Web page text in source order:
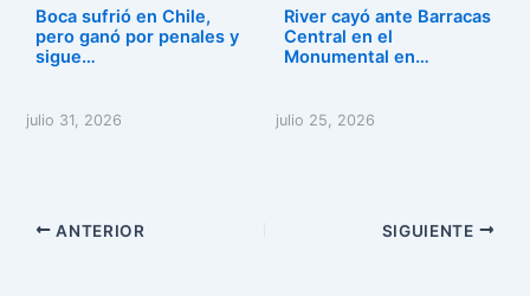
Boca sufrió en Chile,
pero ganó por penales y
sigue…
julio 31, 2026
River cayó ante Barracas
Central en el
Monumental en…
julio 25, 2026
ANTERIOR SIGUIENTE